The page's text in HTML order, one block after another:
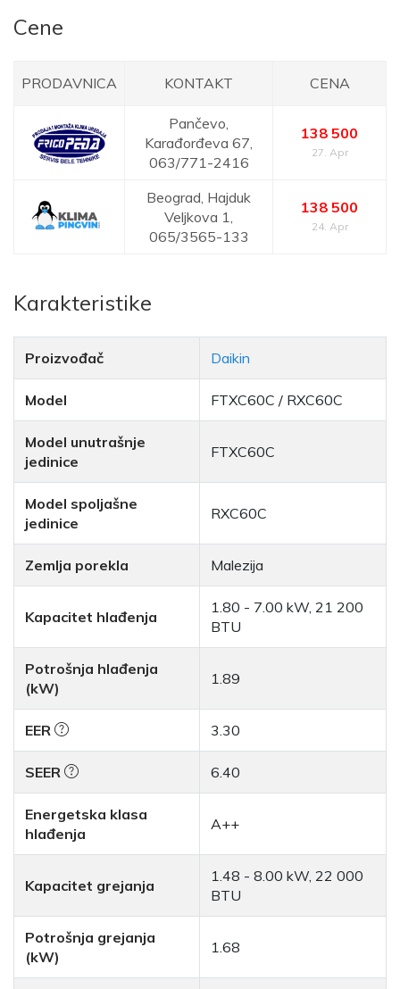
Cene
PRODAVNICA KONTAKT CENA
Pančevo,
Karađorđeva 67,
063/771-2416
138 500
27. Apr
Beograd, Hajduk
Veljkova 1,
065/3565-133
138 500
24. Apr
Karakteristike
Proizvođač Daikin
Model FTXC60C / RXC60C
Model unutrašnje
jedinice
FTXC60C
Model spoljašne
jedinice
RXC60C
Zemlja porekla Malezija
Kapacitet hlađenja
1.80 - 7.00 kW, 21 200
BTU
Potrošnja hlađenja
(kW)
1.89
EER 3.30
SEER 6.40
Energetska klasa
hlađenja
A++
Kapacitet grejanja
1.48 - 8.00 kW, 22 000
BTU
Potrošnja grejanja
(kW)
1.68